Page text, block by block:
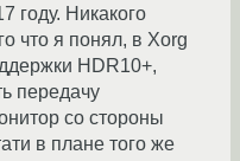
году. Никакого
что я понял, в Xorg
HDR10+,
передачу
со стороны
в плане того же